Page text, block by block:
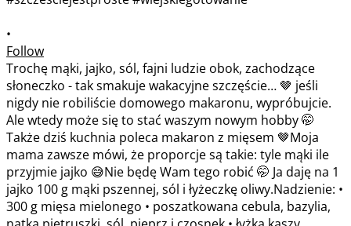
•
Follow
Trochę mąki, jajko, sól, fajni ludzie obok, zachodzące
słoneczko - tak smakuje wakacyjne szczęście… 🤎 jeśli
nigdy nie robiliście domowego makaronu, wypróbujcie.
Ale wtedy może się to stać waszym nowym hobby 🤭
Także dziś kuchnia poleca makaron z mięsem 🤎Moja
mama zawsze mówi, że proporcje są takie: tyle mąki ile
przyjmie jajko 😅Nie będę Wam tego robić 🤭 Ja daję na 1
jajko 100 g mąki pszennej, sól i łyżeczkę oliwy.Nadzienie: •
300 g mięsa mielonego • poszatkowana cebula, bazylia,